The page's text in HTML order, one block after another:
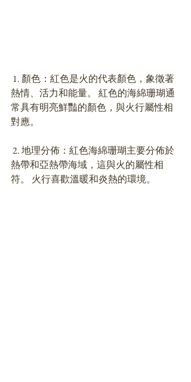
熱情、活力和能量。 紅色的海綿珊瑚通
常具有明亮鮮豔的顏色，與火行屬性相
對應。
熱帶和亞熱帶海域，這與火的屬性相
符。 火行喜歡溫暖和炎熱的環境。